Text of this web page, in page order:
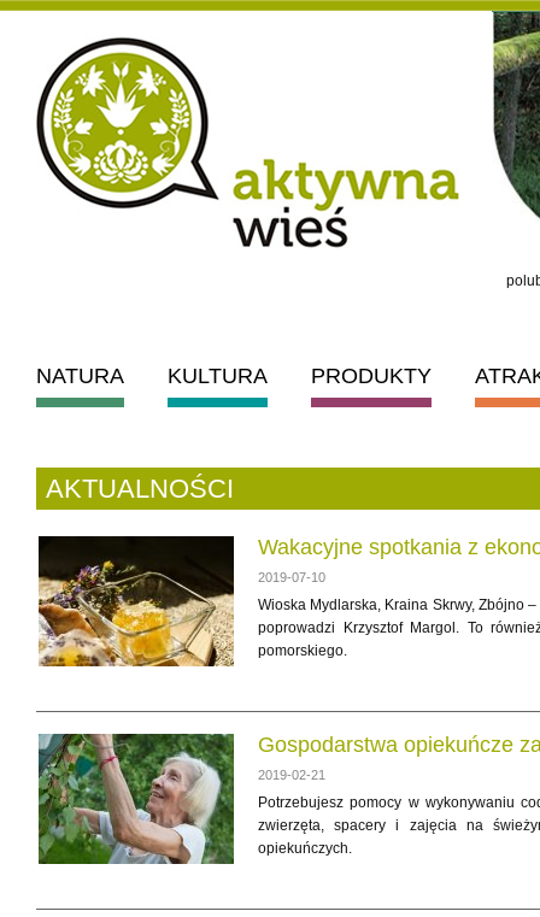
NATURA KULTURA PRODUKTY
AKTUALNOŚCI
Wakacyjne spotkania z
2019-07-10
Wioska Mydlarska, Kraina Skrwy, Zbójno
poprowadzi Krzysztof Margol. To
pomorskiego.
Gospodarstwa opiekuńcze
2019-02-21
Potrzebujesz pomocy w wykonywaniu
zwierzęta, spacery i zajęcia na
opiekuńczych.